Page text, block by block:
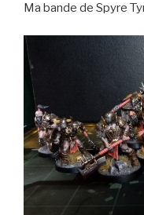
Ma bande de Spyre